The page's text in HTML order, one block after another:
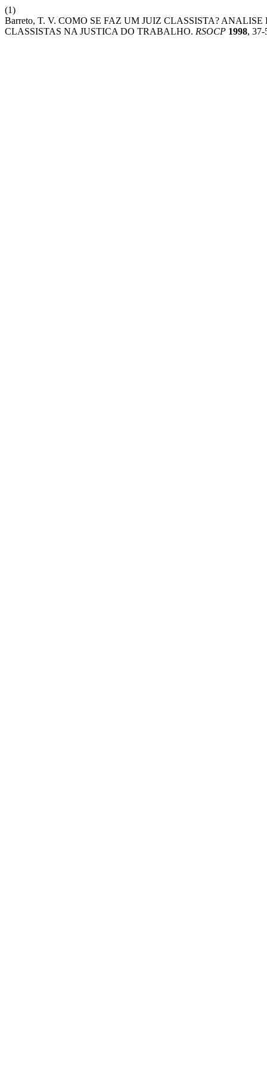
(1)
Barreto, T. V. COMO SE FAZ UM JUIZ CLASSISTA?
CLASSISTAS NA JUSTICA DO TRABALHO. RSOCP 1998, 37-